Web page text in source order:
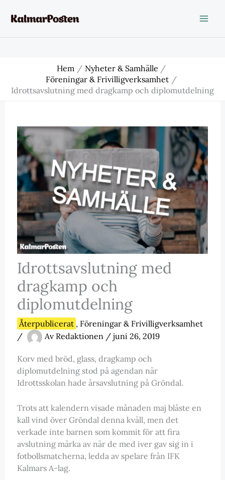
Hem
Nyheter & Samhälle
Föreningar & Frivilligverksamhet
Idrottsavslutning med dragkamp och diplomutdelning
Idrottsavslutning med
dragkamp och
diplomutdelning
Återpublicerat , Föreningar & Frivilligverksamhet
/
Av Redaktionen / juni 26, 2019
Korv med bröd, glass, dragkamp och
diplomutdelning stod på agendan när
Idrottsskolan hade årsavslutning på Gröndal.
Trots att kalendern visade månaden maj blåste en
kall vind över Gröndal denna kväll, men det
verkade inte barnen som kommit för att fira
avslutning märka av när de med iver gav sig in i
fotbollsmatcherna, ledda av spelare från IFK
Kalmars A-lag.